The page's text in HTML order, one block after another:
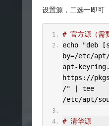
设置源，二选一即可
# 官方源（需
echo
"deb
by=/etc/
apt-
https://
/"
tee
/etc/apt/
# 清华源